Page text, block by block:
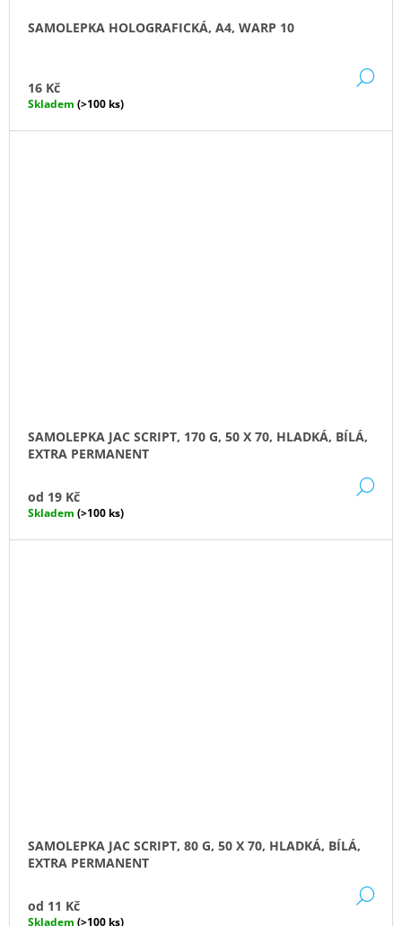
SAMOLEPKA HOLOGRAFICKÁ, A4, WARP 10
16 Kč
Skladem (>100 ks)
SAMOLEPKA JAC SCRIPT, 170 G, 50 X 70, HLADKÁ, BÍLÁ,
EXTRA PERMANENT
od 19 Kč
Skladem (>100 ks)
SAMOLEPKA JAC SCRIPT, 80 G, 50 X 70, HLADKÁ, BÍLÁ,
EXTRA PERMANENT
od 11 Kč
Skladem (>100 ks)